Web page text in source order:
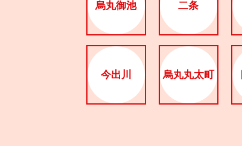
烏丸御池 二条
今出川 烏丸丸太町